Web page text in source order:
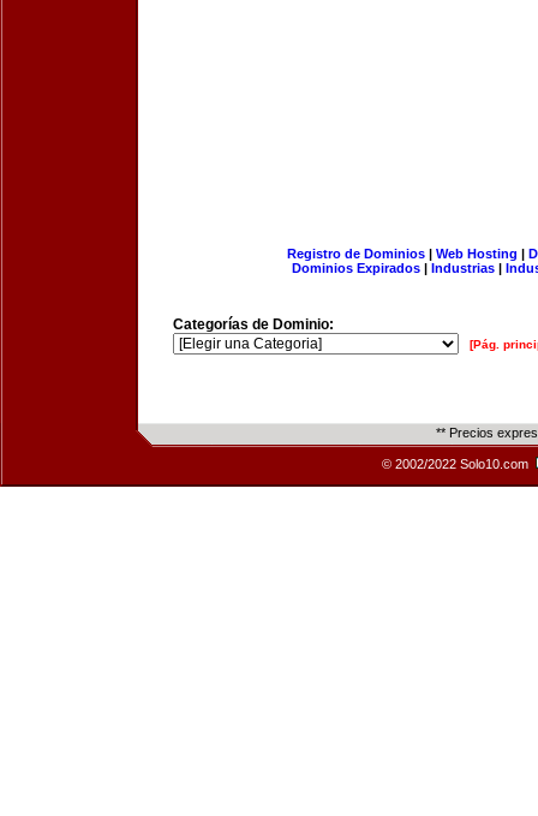
Registro de Dominios| Web Hosting |
Dominios Expirados | Industrias |
Categorías de Dominio:
[Pág.
** Precios
© 2002/2022 Solo10.com